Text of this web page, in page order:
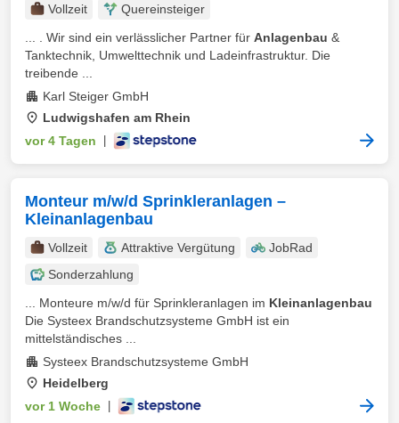
Vollzeit
Quereinsteiger
... . Wir sind ein verlässlicher Partner für Anlagenbau &
Tanktechnik, Umwelttechnik und Ladeinfrastruktur. Die
treibende ...
Karl Steiger GmbH
Ludwigshafen am Rhein
vor 4 Tagen
Monteur m/w/d Sprinkleranlagen –
Kleinanlagenbau
Vollzeit Attraktive Vergütung
JobRad
Sonderzahlung
... Monteure m/w/d für Sprinkleranlagen im Kleinanlagenbau
Die Systeex Brandschutzsysteme GmbH ist ein
mittelständisches ...
Systeex Brandschutzsysteme GmbH
Heidelberg
vor 1 Woche